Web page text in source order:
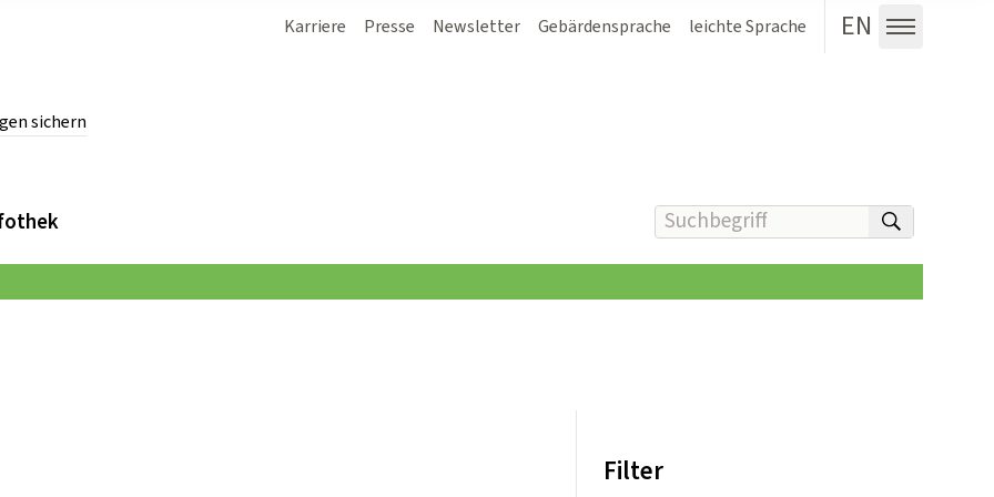
sichern
Karriere Presse Newsletter Gebärdensprache leichte Sprache EN
Menü
Suchbegriff(e) eingeben
Filter